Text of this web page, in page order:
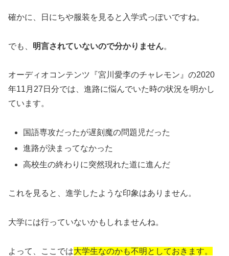
確かに、日にちや服装を見ると入学式っぽいですね。
でも、 明言されていないので分かりません。
オーディオコンテンツ『宮川愛李のチャレモン』の2020
年11月27日分では、進路に悩んでいた時の状況を明かし
ています。
国語専攻だったが遅刻魔の問題児だった
進路が決まってなかった
高校生の終わりに突然現れた道に進んだ
これを見ると、進学したような印象はありません。
大学には行っていないかもしれませんね。
よって、ここでは大学生なのかも不明としておきます。